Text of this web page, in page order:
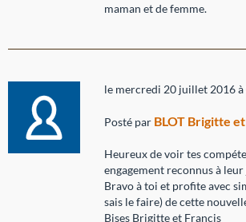
maman et de femme.
le mercredi 20 juillet 2016
Posté par BLOT Brigitte
Heureux de voir tes
engagement reconnus à
Bravo à toi et profite avec
sais le faire) de cette
Bises Brigitte et Francis